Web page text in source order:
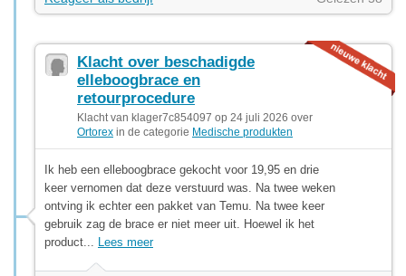
Klacht over beschadigde
elleboogbrace en
retourprocedure
Klacht van klager7c854097 op 24 juli 2026 over
Ortorex in de categorie Medische produkten
Ik heb een elleboogbrace gekocht voor 19,95 en drie
keer vernomen dat deze verstuurd was. Na twee weken
ontving ik echter een pakket van Temu. Na twee keer
gebruik zag de brace er niet meer uit. Hoewel ik het
product... Lees meer